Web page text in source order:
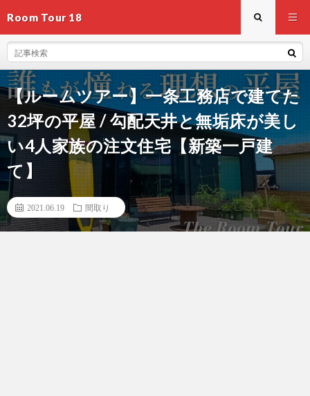
Room Tour 18
【ルームツアー】一条工務店で建てた
32坪の平屋 / 勾配天井と無垢床が美し
い4人家族の注文住宅【新築一戸建
て】
2021.06.19 間取り